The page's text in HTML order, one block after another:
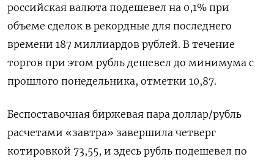
российская ​валюта подешевел на 0,1% при
объеме ⁠сделок в рекордные для последнего
времени 187 миллиардов рублей. В течение
торгов при этом рубль дешевел до минимума с
прошлого понедельника, отметки 10,87.
Беспоставочная биржевая пара доллар/рубль
расчетами «завтра» завершила четверг
котировкой 73,55, и здесь ‌рубль подешевел по